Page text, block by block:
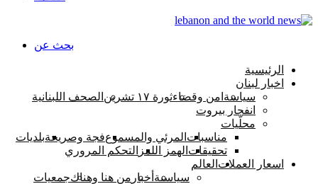
بحث عن
الرئيسية
اخبار لبنان
سياسة امن وقضاءثورة ١٧ تشرين
الصحف اللبنانية
انفجار بيروت
محلّيات
مناسبات المرئي والمسموعفجة وصريحةبلديات
تحقيقات الهمز اللمز التحكم المروري
اسعار العملات العالم
سياسىة أخبار من هنا وهناكجمعيات